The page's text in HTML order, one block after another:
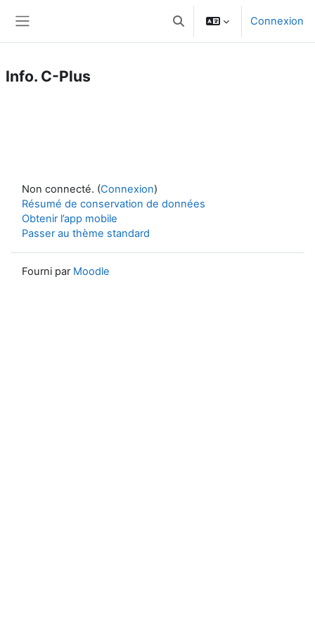
Activer/désactiver la saisie
Connexion
Info. C-Plus
Non connecté. (Connexion)
Résumé de conservation de données
Obtenir l’app mobile
Passer au thème standard
Fourni par Moodle